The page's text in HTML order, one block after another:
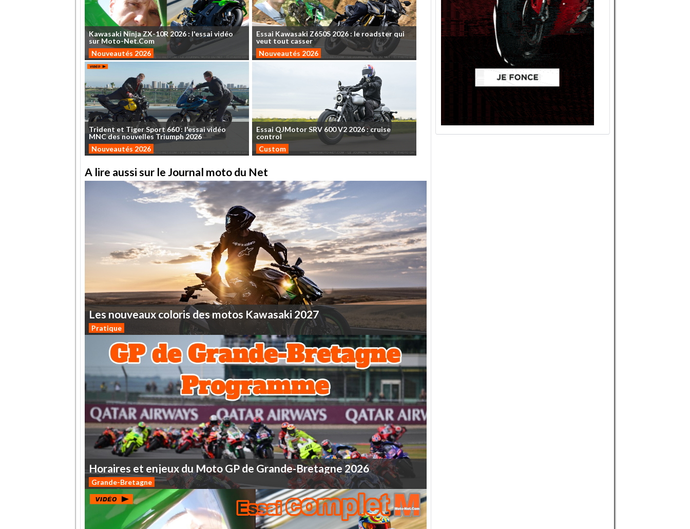
Kawasaki NinjaZX-10R 2026 : l'essai vidéo
sur Moto-Net.Com
Nouveautés 2026
Essai Kawasaki Z650S2026: le roadster qui
veut tout casser
Nouveautés 2026
Trident et TigerSport 660: l'essaividéo
MNCdesnouvelles Triumph2026
Nouveautés 2026
Essai QJMotorSRV 600V2 2026: cruise
control
Custom
A lire aussi sur le Journal moto du Net
Lesnouveauxcoloris desmotos Kawasaki 2027
Pratique
Horaires et enjeux du Moto GP de Grande-Bretagne 2026
Grande-Bretagne